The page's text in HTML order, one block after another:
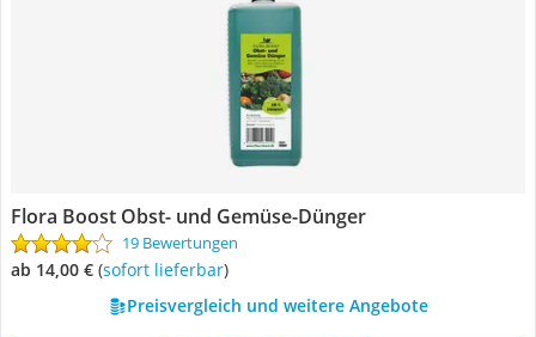
Flora Boost Obst- und Gemüse-Dünger
19 Bewertungen
ab 14,00 € ( Sofort lieferbar)
Preisvergleich und weitere Angebote